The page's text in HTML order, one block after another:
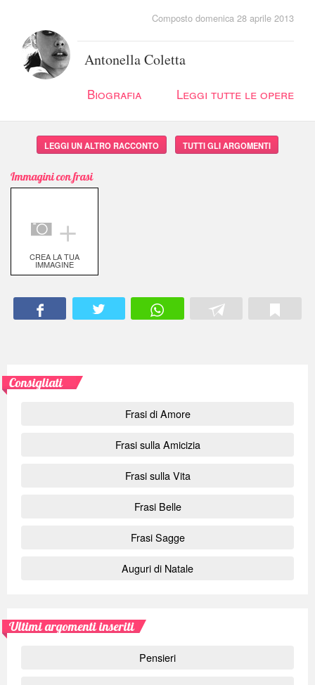
Composto domenica 28 aprile 2013
Antonella Coletta
Biografia Leggi tutte le opere
LEGGI UN ALTRO RACCONTO TUTTI GLI ARGOMENTI
Immagini con frasi
＋
CREA LA TUA
IMMAGINE
Consigliati
Frasi di Amore
Frasi sulla Amicizia
Frasi sulla Vita
Frasi Belle
Frasi Sagge
Auguri di Natale
Ultimi argomenti inseriti
Pensieri